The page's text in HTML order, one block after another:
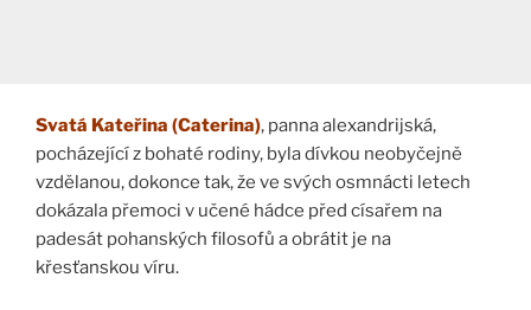
Svatá Kateřina (Caterina), panna alexandrijská,
pocházející z bohaté rodiny, byla dívkou neobyčejně
vzdělanou, dokonce tak, že ve svých osmnácti letech
dokázala přemoci v učené hádce před císařem na
padesát pohanských filosofů a obrátit je na
křesťanskou víru.